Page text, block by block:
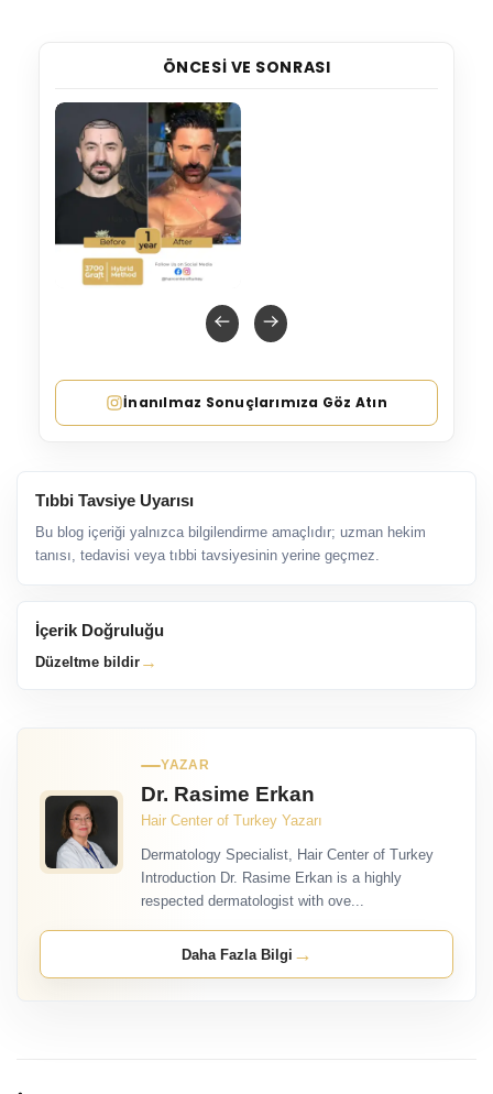
ÖNCESI VE SONRASI
İnanılmaz Sonuçlarımıza Göz Atın
Tıbbi Tavsiye Uyarısı
Bu blog içeriği yalnızca bilgilendirme amaçlıdır; uzman hekim
tanısı, tedavisi veya tıbbi tavsiyesinin yerine geçmez.
İçerik Doğruluğu
Düzeltme bildir →
YAZAR
Dr. Rasime Erkan
Hair Center of Turkey Yazarı
Dermatology Specialist, Hair Center of Turkey
Introduction Dr. Rasime Erkan is a highly
respected dermatologist with ove...
Daha Fazla Bilgi →